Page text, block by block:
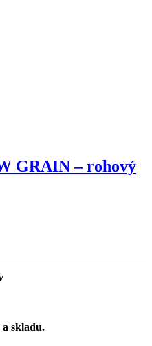
GRAIN – rohový
skladu.